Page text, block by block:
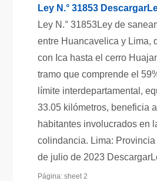
Ley N.° 31853
Ley N.° 31853Ley de
entre Huancavelica y Lima,
con Ica hasta el cerro
tramo que comprende el
límite interdepartamental,
33.05 kilómetros, beneficia
habitantes involucrados en
colindancia. Lima: Provincia
de julio de 2023
Página: sheet 2